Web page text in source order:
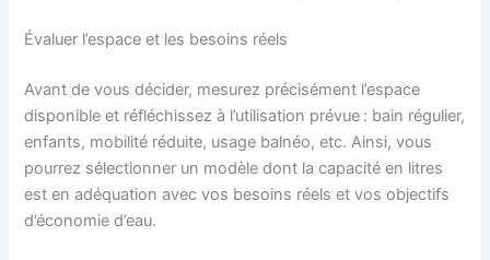
Évaluer l’espace et les besoins réels
Avant de vous décider, mesurez précisément l’espace
disponible et réfléchissez à l’utilisation prévue : bain régulier,
enfants, mobilité réduite, usage balnéo, etc. Ainsi, vous
pourrez sélectionner un modèle dont la capacité en litres
est en adéquation avec vos besoins réels et vos objectifs
d’économie d’eau.